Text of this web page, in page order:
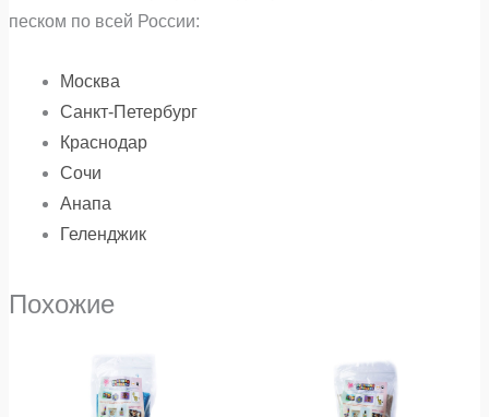
песком по всей России:
Москва
Санкт-Петербург
Краснодар
Сочи
Анапа
Геленджик
Похожие